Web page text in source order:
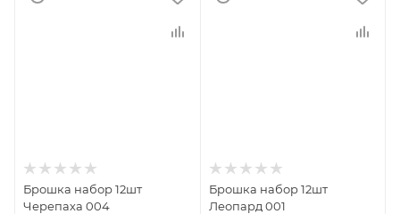
Брошка набор 12шт
Черепаха 004
Брошка набор 12шт
Леопард 001